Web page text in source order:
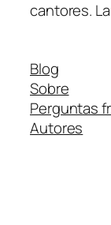
cantores.
Blog
Sobre
Perguntas
Autores